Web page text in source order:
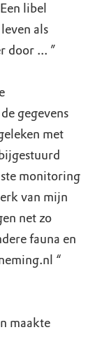
libel
als
door ... ”
gegevens
met
monitoring
van mijn
net zo
fauna en
“
maakte